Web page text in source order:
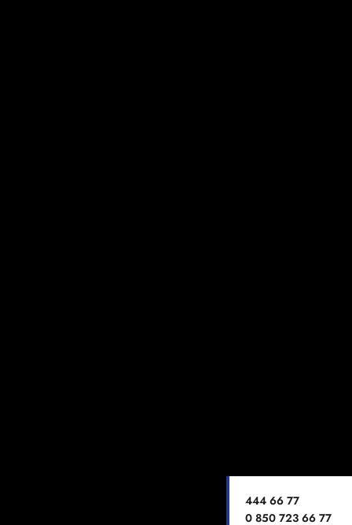
444 66 77
0 850 723 66 77